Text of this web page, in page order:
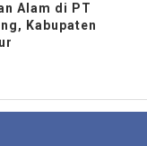
Alam di PT
Kabupaten